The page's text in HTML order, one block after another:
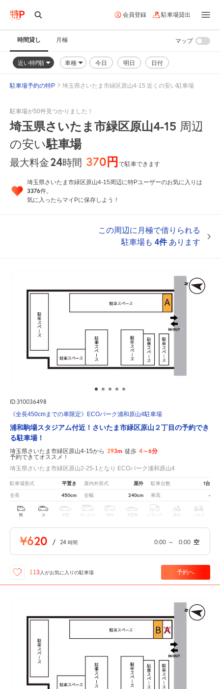
会員登録 駐車場貸出
時間貸し 月極
近い特P順 車種 今日 明日 日付
マップ
駐車場予約の特P 埼玉県さいたま市緑区原山4-15 近くの安い駐車場
駐車場が50件見つかりました！
埼玉県さいたま市緑区原山4-15 周辺
の安い駐車場
最大料金24時間 370円で駐車できます
埼玉県さいたま市緑区原山4-15周辺に特Pユーザーのお気に入りは
3376件。
気に入ったらマイPに保存しよう！
この周辺に月極で借りられる
駐車場も 4件あります
ID:310036498
《全長450cmまでの車限定》ECOパーク浦和原山4駐車場
浦和駒場スタジアム付近！さいたま市緑区原山２丁目の予約でき
る駐車場！
埼玉県さいたま市緑区原山4-15から 293m 徒歩 4～6分
予約できてオススメ！
埼玉県さいたま市緑区原山2-25-1となり ECOパーク浦和原山4
駐車場形式 平置き 屋内外形式 屋外 駐車台数 1台
全長 450cm 全幅 240cm 車高 -
軽 コ 中型 ボックス SUV 大型車 トラック 原付 バイク
¥620 / 24 時間 0:00 ～ 0:00 空
113人がお気に入りの駐車場 予約へ